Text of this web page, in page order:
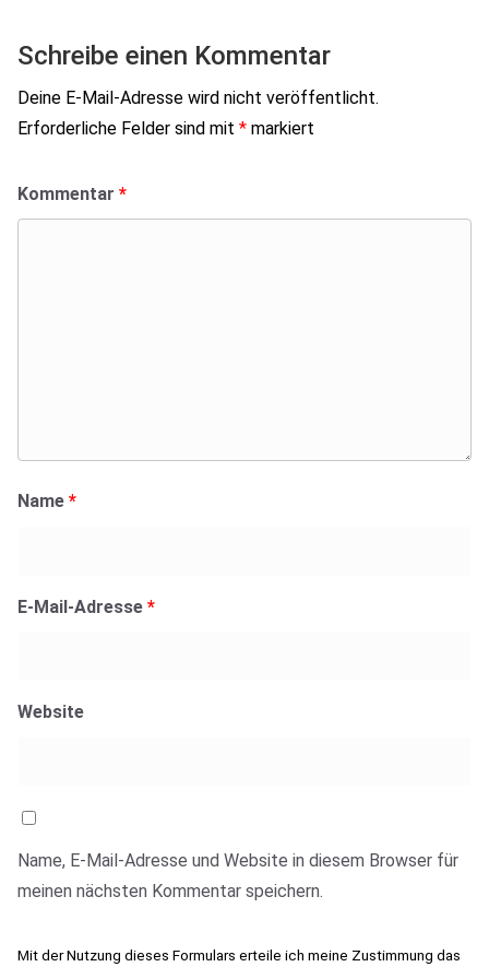
Schreibe einen Kommentar
Deine E-Mail-Adresse wird nicht veröffentlicht.
Erforderliche Felder sind mit * markiert
Kommentar *
Name *
E-Mail-Adresse *
Website
Name, E-Mail-Adresse und Website in diesem Browser für
meinen nächsten Kommentar speichern.
Mit der Nutzung dieses Formulars erteile ich meine Zustimmung das